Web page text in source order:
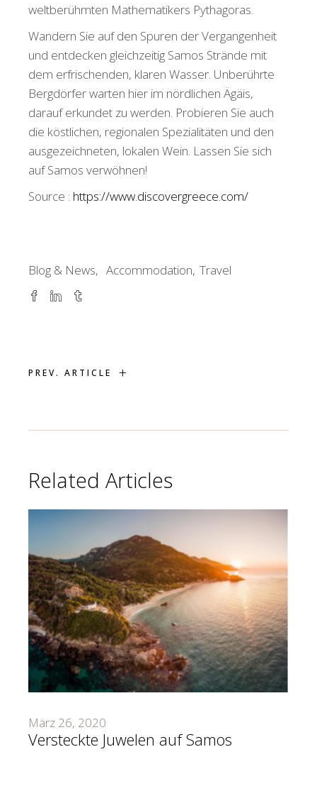
weltberühmten Mathematikers Pythagoras.
Wandern Sie auf den Spuren der Vergangenheit
und entdecken gleichzeitig Samos Strände mit
dem erfrischenden, klaren Wasser. Unberührte
Bergdörfer warten hier im nördlichen Ägäis,
darauf erkundet zu werden. Probieren Sie auch
die köstlichen, regionalen Spezialitäten und den
ausgezeichneten, lokalen Wein. Lassen Sie sich
auf Samos verwöhnen!
Source : https://www.discovergreece.com/
Blog & News Accommodation Travel
PREV. ARTICLE +
Related Articles
März 26, 2020
Versteckte Juwelen auf Samos